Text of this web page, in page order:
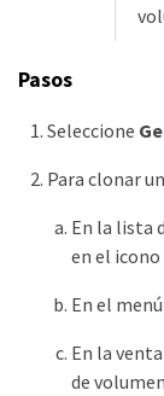
Pasos
Seleccione
Para clonar
En la lista
en el icono
En el
En la
de